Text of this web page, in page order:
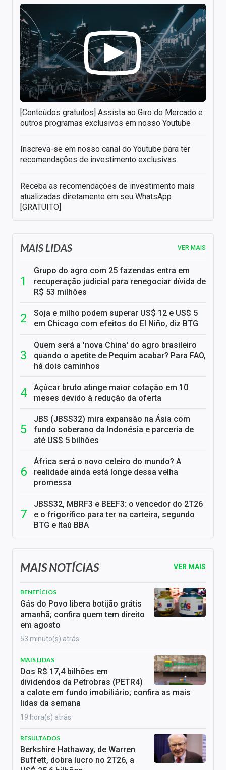
[Conteúdos gratuitos] Assista ao Giro do Mercado e
outros programas exclusivos em nosso Youtube
Inscreva-se em nosso canal do Youtube para ter
recomendações de investimento exclusivas
Receba as recomendações de investimento mais
atualizadas diretamente em seu WhatsApp
[GRATUITO]
MAIS LIDAS VER MAIS
Grupo do agro com 25 fazendas entra em
recuperação judicial para renegociar dívida de
R$ 53 milhões
Soja e milho podem superar US$ 12 e US$ 5
em Chicago com efeitos do El Niño, diz BTG
Quem será a 'nova China' do agro brasileiro
quando o apetite de Pequim acabar? Para FAO,
há dois caminhos
Açúcar bruto atinge maior cotação em 10
meses devido à redução da oferta
JBS (JBSS32) mira expansão na Ásia com
fundo soberano da Indonésia e parceria de
até US$ 5 bilhões
África será o novo celeiro do mundo? A
realidade ainda está longe dessa velha
promessa
JBSS32, MBRF3 e BEEF3: o vencedor do 2T26
e o frigorífico para ter na carteira, segundo
BTG e Itaú BBA
MAIS NOTÍCIAS VER MAIS
BENEFÍCIOS
Gás do Povo libera botijão grátis
amanhã; confira quem tem direito
em agosto
53 minuto(s) atrás
MAIS LIDAS
Dos R$ 17,4 bilhões em
dividendos da Petrobras (PETR4)
a calote em fundo imobiliário; confira as mais
lidas da semana
19 hora(s) atrás
RESULTADOS
Berkshire Hathaway, de Warren
Buffett, dobra lucro no 2T26, a